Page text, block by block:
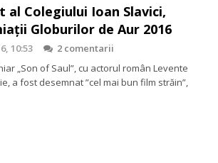
al Colegiului Ioan Slavici,
Globurilor de Aur 2016
10:53
2 comentarii
„Son of Saul”, cu actorul român Levente
a fost desemnat ”cel mai bun film străin”,